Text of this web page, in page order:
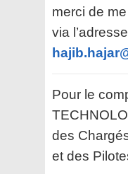
merci de
via
Pour le
des
et des